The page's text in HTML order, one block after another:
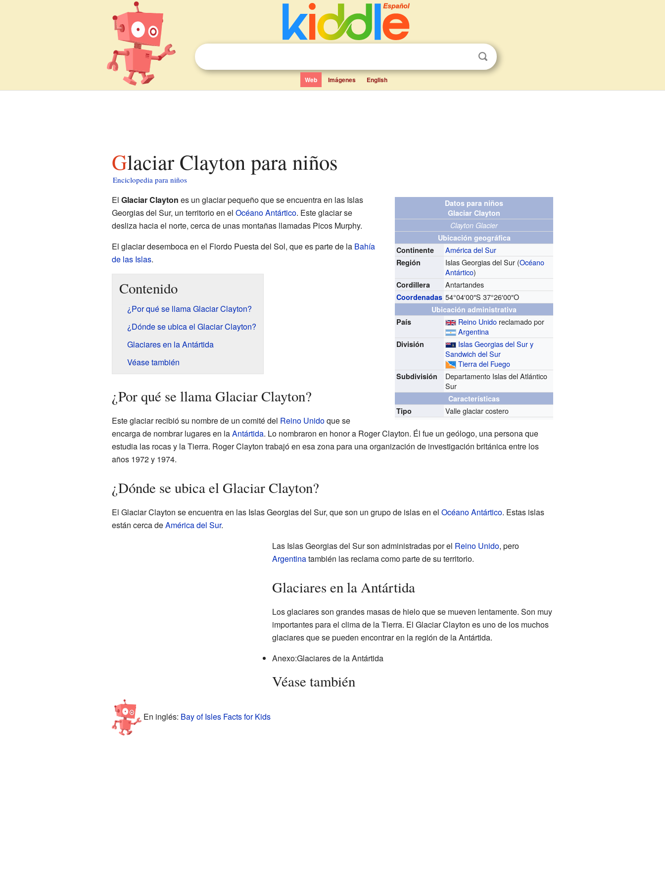
Web Imágenes English
Glaciar Clayton para niños
Enciclopedia para niños
Datos para niños
Glaciar Clayton
Clayton Glacier
Ubicación geográfica
Continente
América del Sur
Región Islas Georgias del Sur (Océano
Antártico)
Cordillera Antartandes
Coordenadas 54°04′00″S 37°26′00″O
Ubicación administrativa
País
Reino Unido reclamado por
Argentina
División
Islas Georgias del Sur y
Sandwich del Sur
Tierra del Fuego
Subdivisión
Departamento Islas del Atlántico
Sur
Características
Tipo
Valle glaciar costero
El Glaciar Clayton es un glaciar pequeño que se encuentra en las Islas
Georgias del Sur, un territorio en el Océano Antártico. Este glaciar se
desliza hacia el norte, cerca de unas montañas llamadas Picos Murphy.
El glaciar desemboca en el Fiordo Puesta del Sol, que es parte de la Bahía
de las Islas.
Contenido
¿Por qué se llama Glaciar Clayton?
¿Dónde se ubica el Glaciar Clayton?
Glaciares en la Antártida
Véase también
¿Por qué se llama Glaciar Clayton?
Este glaciar recibió su nombre de un comité del Reino Unidoque se
encarga de nombrar lugares en laAntártida. Lo nombraron en honor a Roger Clayton. Él fue un geólogo, una persona que
estudia las rocas y la Tierra. Roger Clayton trabajó en esa zona para una organización de investigación británica entre los
años 1972 y 1974.
¿Dónde se ubica el Glaciar Clayton?
El Glaciar Clayton se encuentra en las Islas Georgias del Sur, que son un grupo de islas en el Océano Antártico. Estas islas
están cerca deAmérica del Sur.
Las Islas Georgias del Sur son administradas por el Reino Unido, pero
Argentinatambién las reclama como parte de su territorio.
Glaciares en la Antártida
Los glaciares son grandes masas de hielo que se mueven lentamente. Son muy
importantes para el clima de la Tierra. El Glaciar Clayton es uno de los muchos
glaciares que se pueden encontrar en la región de la Antártida.
Anexo:Glaciares de la Antártida
Véase también
En inglés: Bay of Isles Facts for Kids